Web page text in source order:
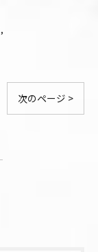
次のページ >